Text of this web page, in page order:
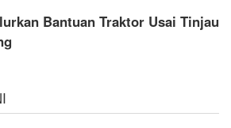
Bantuan Traktor Usai Tinjau